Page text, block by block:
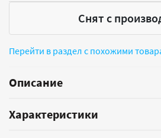
Снят с
Перейти в раздел с похожими
Описание
Характеристики